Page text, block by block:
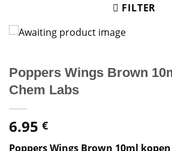
FILTER
Poppers Wings Brown
Chem Labs
6.95 €
Poppers Wings Brown 10ml kopen